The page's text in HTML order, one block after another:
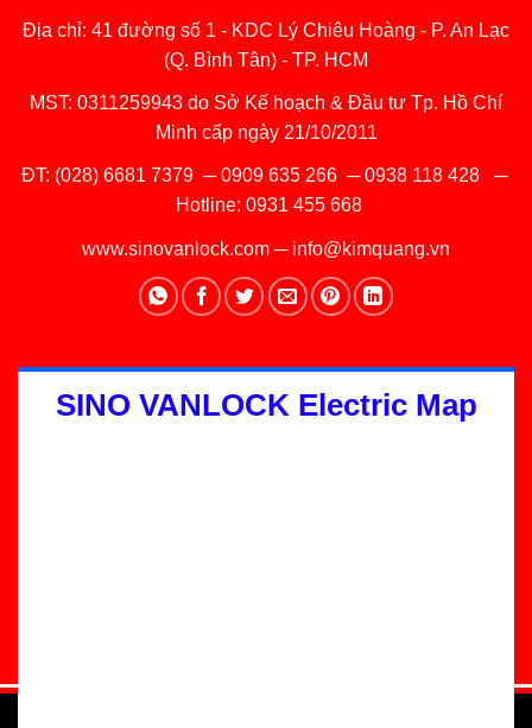
Địa chỉ: 41 đường số 1 - KDC Lý Chiêu Hoàng - P. An Lạc
(Q. Bình Tân) - TP. HCM
MST: 0311259943 do Sở Kế hoạch & Đầu tư Tp. Hồ Chí
Minh cấp ngày 21/10/2011
ĐT: (028) 6681 7379 ─0909 635 266─0938 118 428─
Hotline: 0931 455 668
www.sinovanlock.com ─ info@kimquang.vn
SINO VANLOCK Electric Map